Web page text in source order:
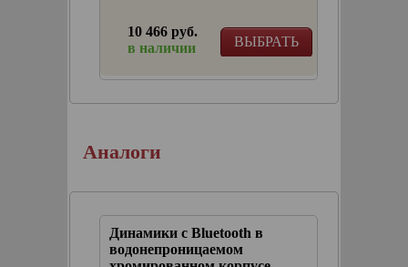
ВЫБРАТЬ
10 466 руб.
в наличии
Аналоги
Динамики с Bluetooth в
водонепроницаемом